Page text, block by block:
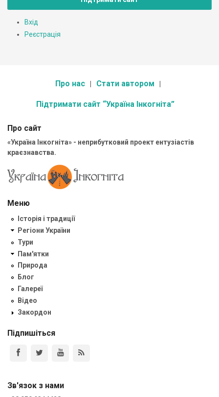
Вхід
Реєстрація
Про нас Стати автором
Підтримати сайт “Україна Інкогніта”
Про сайт
«Україна Інкогніта» - неприбутковий проект ентузіастів
краєзнавства.
Меню
Історія і традиції
Регіони України
Тури
Пам'ятки
Природа
Блог
Галереї
Відео
Закордон
Підпишіться
Зв'язок з нами